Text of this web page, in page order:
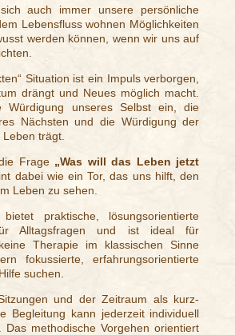
auch immer unsere persönliche
Lebensfluss wohnen Möglichkeiten
werden können, wenn wir uns auf
Situation ist ein Impuls verborgen,
drängt und Neues möglich macht.
Würdigung unseres Selbst ein, die
Nächsten und die Würdigung der
trägt.
Frage „Was will das Leben jetzt
dabei wie ein Tor, das uns hilft, den
Leben zu sehen.
bietet praktische, lösungsorientierte
Alltagsfragen und ist ideal für
Therapie im klassischen Sinne
fokussierte, erfahrungsorientierte
suchen.
und der Zeitraum als kurz-
Begleitung kann jederzeit individuell
Das methodische Vorgehen orientiert